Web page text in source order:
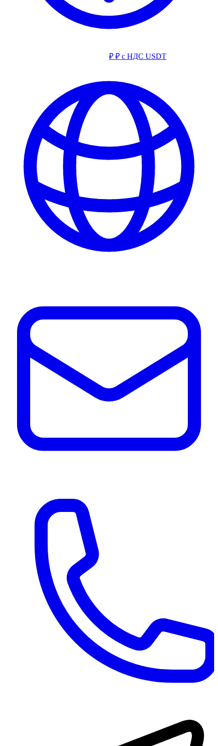
₽ ₽ с НДС USDT